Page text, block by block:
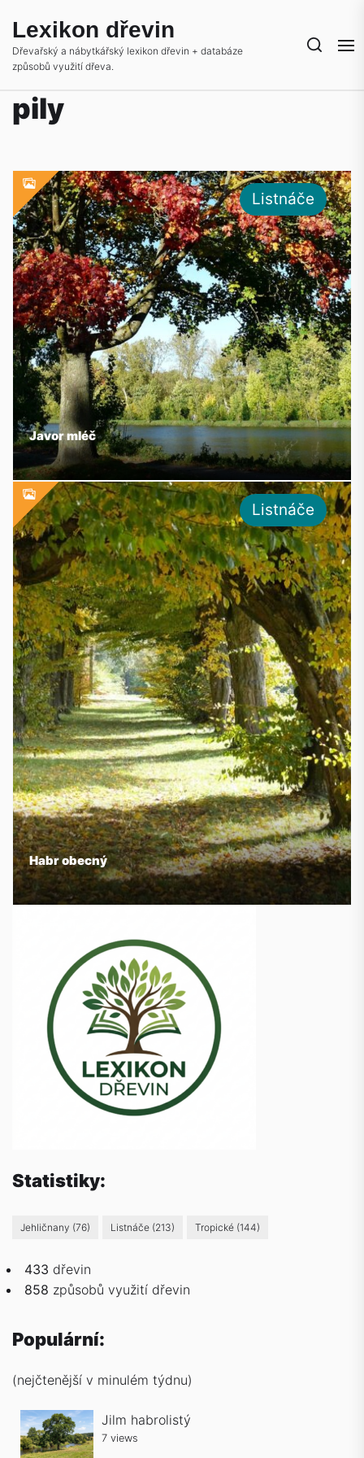
the
content
Lexikon dřevin
Dřevařský a nábytkářský lexikon dřevin + databáze
způsobů využití dřeva.
pily
Listnáče
Javor mléč
Listnáče
Habr obecný
Statistiky:
Jehličnany (76) Listnáče (213) Tropické (144)
433 dřevin
858 způsobů využití dřevin
Populární:
(nejčtenější v minulém týdnu)
Jilm habrolistý
7 views